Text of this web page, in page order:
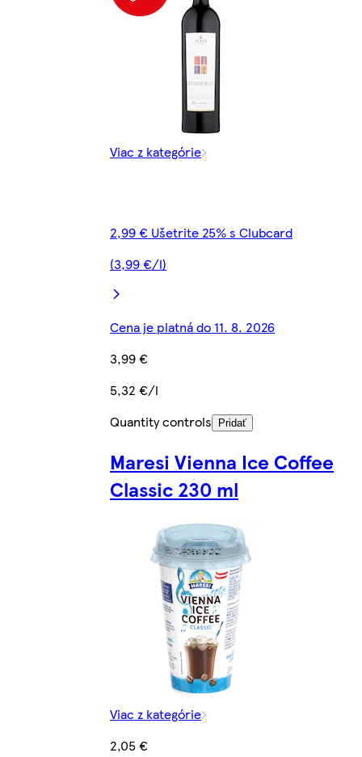
Viac z kategórie
2,99 € Ušetrite 25% s Clubcard
(3,99 €/l)
Cena je platná do 11. 8. 2026
3,99 €
5,32 €/l
Quantity controls
Pridať
Maresi Vienna Ice Coffee
Classic 230 ml
Viac z kategórie
2,05 €